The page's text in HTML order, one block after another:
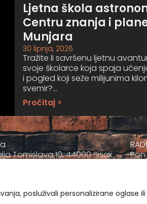
posluživali personalizirane oglase
Ljetna škola
Centru znanja i
Munjara
30 lipnja, 2026
Tražite li savršenu ljetnu
svoje školarce koja spaja
i pogled koji seže milijunima
svemir?…
Pročitaj >
Tomislava 10, 44000 Sisak